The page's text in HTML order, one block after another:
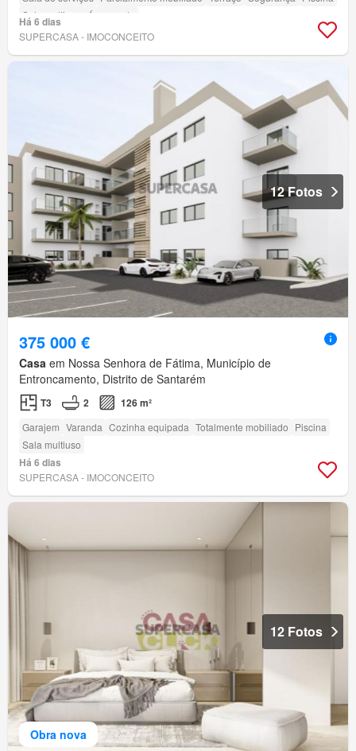
Sala multiuso
Área verde
Há 6 dias
SUPERCASA - IMOCONCEITO
12 Fotos
375 000 €
Casa em Nossa Senhora de Fátima, Município de
Entroncamento, Distrito de Santarém
T3 2 126 m²
Garajem Varanda Cozinha equipada Totalmente mobiliado Piscina
Sala multiuso
Há 6 dias
SUPERCASA - IMOCONCEITO
Obra nova
12 Fotos